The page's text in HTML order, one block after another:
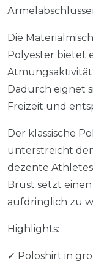
Die
Polyester bietet
Dadurch eignet
Freizeit und
Der klassische
unterstreicht
dezente
Brust setzt
aufdringlich zu
Highlights:
✓ Poloshirt in